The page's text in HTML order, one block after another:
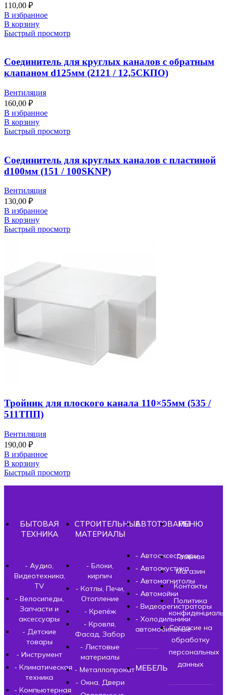
110,00 ₽
В избранное
В корзину
Быстрый просмотр
Соединитель для круглых каналов с обратным
клапаном d125мм (2121 / 12,5СКПО)
Вентиляция
160,00 ₽
В избранное
В корзину
Быстрый просмотр
Соединитель для круглых каналов с пластиной
d100мм (151 / 100SKNP)
Вентиляция
130,00 ₽
В избранное
В корзину
Быстрый просмотр
Тройник для плоского канала 110×55мм (535 /
511ТПП)
Вентиляция
190,00 ₽
В избранное
В корзину
Быстрый просмотр
БЫТОВАЯ
ТЕХНИКА
- Аудио,
Видеотехника,
TV
- Велосипеды,
Запчасти и
аксессуары
- Детские
товары
- Инструмент
- Климатическая
техника
- Компьютерная
СТРОИТЕЛЬНЫЕ
МАТЕРИАЛЫ
- Блоки,
кирпич
- Котлы, Печи,
Отопление
- Крепёж
- Кровля,
Фасад, Забор
- Листовые
материалы
- Металлопрокат
- Окна, Двери
АВТОТОВАРЫ
- Автоаксессуары
- Автоакустика
- Автомагнитолы
- Автомойки
- Видеорегистраторы
- Холодильники
автомобильные
МЕБЕЛЬ
МЕНЮ
Главная
Магазин
Контакты
Политика
Согласие на
обработку
персональных
данных